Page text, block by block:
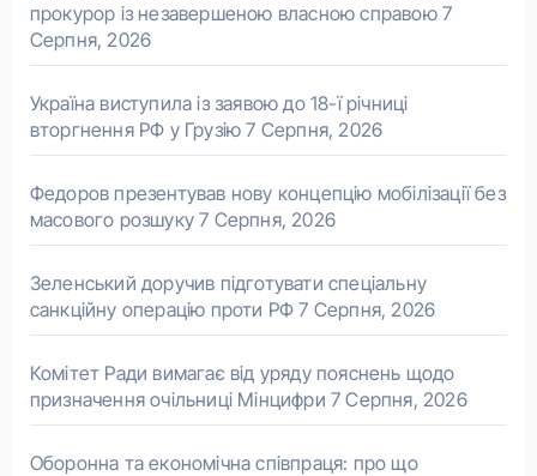
прокурор із незавершеною власною справою 7
Серпня, 2026
Україна виступила із заявою до 18-ї річниці
вторгнення РФ у Грузію 7 Серпня, 2026
Федоров презентував нову концепцію мобілізації без
масового розшуку 7 Серпня, 2026
Зеленський доручив підготувати спеціальну
санкційну операцію проти РФ 7 Серпня, 2026
Комітет Ради вимагає від уряду пояснень щодо
призначення очільниці Мінцифри 7 Серпня, 2026
Оборонна та економічна співпраця: про що